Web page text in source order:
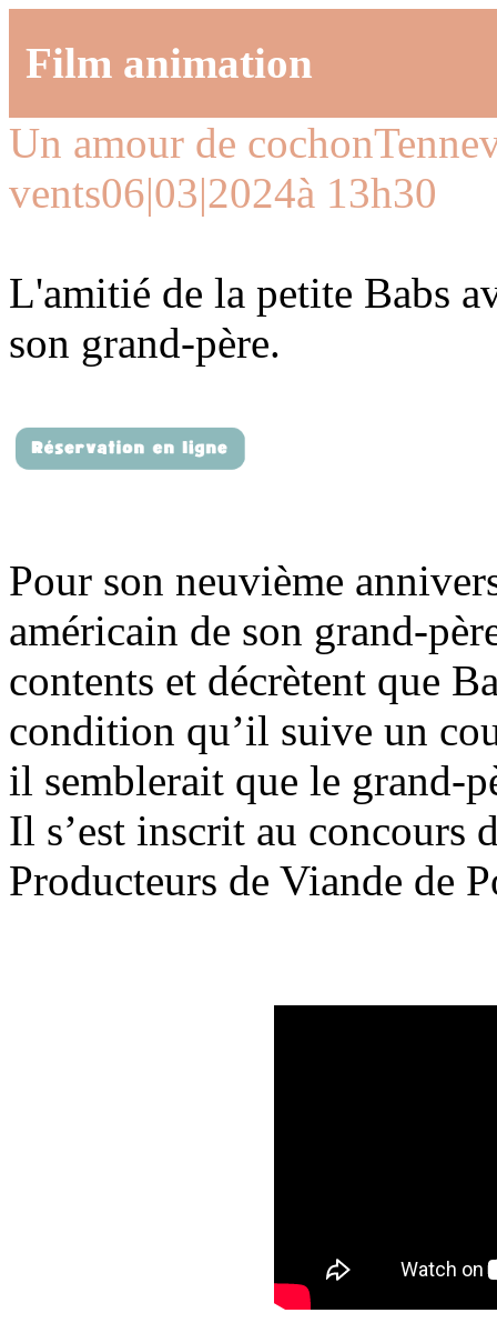
Film animation
Un amour de cochon
vents06|03|2024à 13h30
L'amitié de la petite Babs
son grand-père.
Pour son neuvième
américain de son grand-
contents et décrètent que
condition qu’il suive un
il semblerait que le grand-
Il s’est inscrit au concours
Producteurs de Viande de